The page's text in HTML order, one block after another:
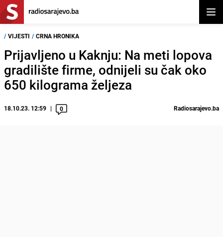
/ VIJESTI / CRNA HRONIKA
Prijavljeno u Kaknju: Na meti lopova
gradilište firme, odnijeli su čak oko
650 kilograma željeza
18.10.23. 12:59 0 Radiosarajevo.ba